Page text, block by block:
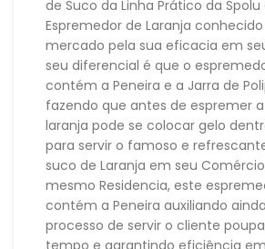
de Suco da Linha Prático da
Espremedor de Laranja
mercado pela sua eficacia em
seu diferencial é que o
contém a Peneira e a Jarra de
fazendo que antes de espremer a
laranja pode se colocar gelo
para servir o famoso e
suco de Laranja em seu
mesmo Residencia, este
contém a Peneira auxiliando
processo de servir o cliente